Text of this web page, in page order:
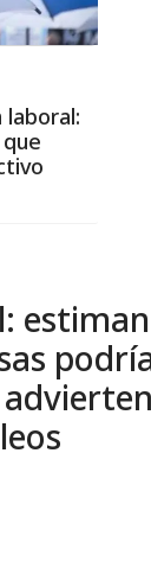
laboral:
estiman